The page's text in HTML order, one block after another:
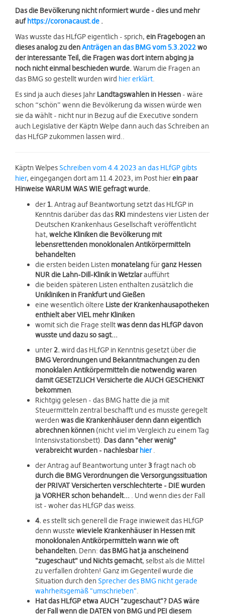
Das die Bevölkerung nicht nformiert wurde - dies und mehr
aufhttps://coronacaust.de .
Was wusste das HLfGP eigentlich - sprich, ein Fragebogen an
dieses analog zu denAnträgen an das BMG vom 5.3.2022wo
der interessante Teil, die Fragen was dort intern abging ja
noch nicht einmal beschieden wurde.Warum die Fragen an
das BMG so gestellt wurden wird hier erklärt.
Es sind ja auch dieses Jahr Landtagswahlen in Hessen - wäre
schon “schön” wenn die Bevölkerung da wissen würde wen
sie da wählt - nicht nur in Bezug auf die Executive sondern
auch Legislative der Käptn Welpe dann auch das Schreiben an
das HLfGP zukommen lassen wird..
Käptn Welpes Schreiben vom 4.4.2023 an das HLfGP gibts
hier, eingegangen dort am 11.4.2023, im Post hierein paar
Hinweise WARUM WAS WIE gefragt wurde.
der 1.Antrag auf Beantwortung setzt das HLfGP in
Kenntnis darüber das das RKI mindestens vier Listen der
Deutschen Krankenhaus Gesellschaft veröffentlicht
hat, welche Kliniken die Bevölkerung mit
lebensrettenden monoklonalen Antikörpermitteln
behandelten
die ersten beiden Listen monatelangfürganz Hessen
NUR die Lahn-Dill-Klinik in Wetzlaraufführt
die beiden späteren Listen enthalten zusätzlich die
Unikliniken in Frankfurt und Gießen
eine wesentlich öltere Liste der Krankenhausapotheken
enthielt aber VIEL mehr Kliniken
womit sich die Frage stelltwas denn das HLfGP davon
wusste und dazu so sagt...
unter 2.wird das HLfGP in Kenntnis gesetzt über die
BMG Verordnungen und Bekanntmachungen zu den
monoklalen Antikörpermitteln die notwendig waren
damit GESETZLICH Versicherte die AUCH GESCHENKT
bekommen.
Richtgig gelesen - das BMG hatte die ja mit
Steuermitteln zentral beschafft und es musste geregelt
werden was die Krankenhäuser denn dann eigentlich
abrechnen können (nicht viel im Vergleich zu einem Tag
Intensivstationsbett). Das dann "eher wenig"
verabreicht wurden - nachlesbarhier.
der Antrag auf Beantwortung unter3fragt nach ob
durch die BMG Verordnungen die Versorgungssituation
der PRIVAT Versicherten verschlechterte - DIE wurden
ja VORHER schon behandelt... . Und wenn dies der Fall
ist - woher das HLfGP das weiss.
4.es stellt sich generell die Frage inwieweit das HLfGP
denn wusste wieviele Krankenhäuser in Hessen mit
monoklonalen Antikörpermitteln wann wie oft
behandelten. Denn: das BMG hat ja anscheinend
"zugeschaut" und Nichts gemacht, selbst als die Mittel
zu verfallen drohten! Ganz im Gegenteil wurde die
Situation durch den Sprecher des BMG nicht gerade
wahrheitsgemäß "umschrieben".
Hat das HLfGP etwa AUCH "zugeschaut"? DAS wäre
der Fall wenn die DATEN von BMG und PEI diesem